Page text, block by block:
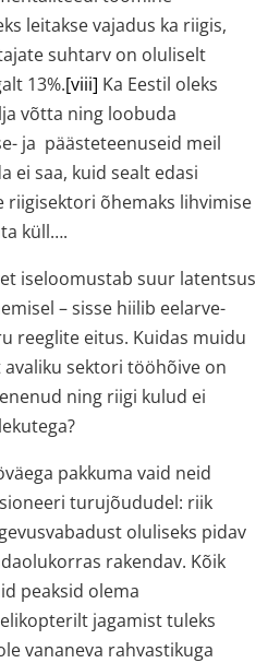
leitakse vajadus ka riigis,
suhtarv on oluliselt
13%.[viii] Ka Eestil oleks
võtta ning loobuda
ja päästeteenuseid meil
ei saa, kuid sealt edasi
riigisektori õhemaks lihvimise
küll….
iseloomustab suur latentsus
– sisse hiilib eelarve-
reeglite eitus. Kuidas muidu
sektori tööhõive on
ning riigi kulud ei
pakkuma vaid neid
turujõududel: riik
oluliseks pidav
rakendav. Kõik
peaksid olema
jagamist tuleks
vananeva rahvastikuga